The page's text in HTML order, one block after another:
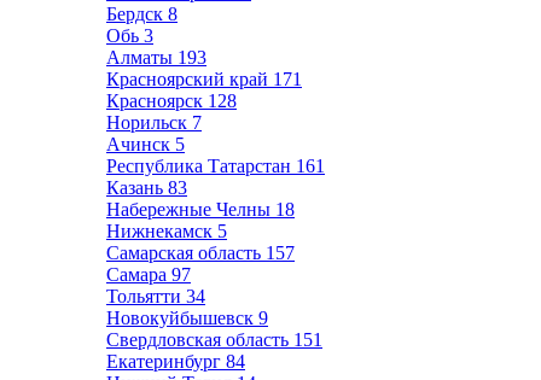
Бердск 8
Обь 3
Алматы 193
Красноярский край 171
Красноярск 128
Норильск 7
Ачинск 5
Республика Татарстан 161
Казань 83
Набережные Челны 18
Нижнекамск 5
Самарская область 157
Самара 97
Тольятти 34
Новокуйбышевск 9
Свердловская область 151
Екатеринбург 84